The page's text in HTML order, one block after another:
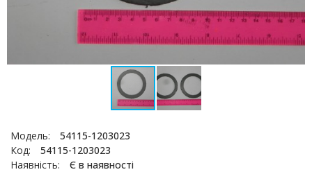
Модель:
54115-1203023
Код:
54115-1203023
Наявність:
Є в наявності